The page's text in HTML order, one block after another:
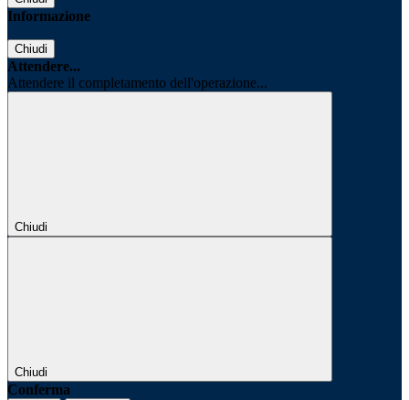
Informazione
Chiudi
Attendere...
Attendere il completamento dell'operazione...
Chiudi
Chiudi
Conferma